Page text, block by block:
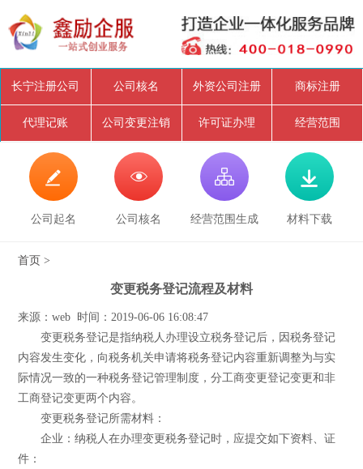
长宁注册公司 公司核名 外资公司注册 商标注册
代理记账 公司变更注销 许可证办理 经营范围

公司起名

公司核名

经营范围生成

材料下载
首页 >
变更税务登记流程及材料
来源：web 时间：2019-06-06 16:08:47
变更税务登记是指纳税人办理设立税务登记后，因税务登记
内容发生变化，向税务机关申请将税务登记内容重新调整为与实
际情况一致的一种税务登记管理制度，分工商变更登记变更和非
工商登记变更两个内容。
变更税务登记所需材料：
企业：纳税人在办理变更税务登记时，应提交如下资料、证
件：